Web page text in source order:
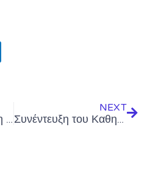
Θεατρική Παράσταση “Ταξίδι στον Μπλε Κύκλο” – Κυριακή 2 Απριλίου 2023, Σιακόλειο Εκπαιδευτικό Κέντρο Κλινικής Ιατρικής – Πανεπιστήμιο Κύπρου
NEXT
Συνέντευξη του Καθηγητή Συμεών Χριστοδούλου στην ραδιοφωνική εκπομπή Πανεπιστημιακοί Θησαυροί – 10/05/23